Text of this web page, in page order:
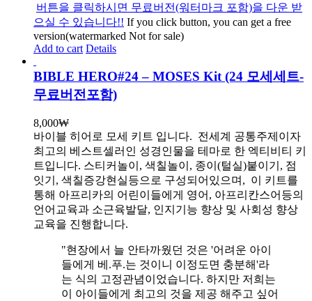
버튼을 클릭하시면 무료버전(워터마크 포함)을 다운 받
으실 수 있습니다!! If you click button, you can get a free
version(watermarked Not for sale)
Add to cart Details
BIBLE HERO#24 – MOSES Kit (24 모세세트-
무료버전포함)
8,000₩
바이블 히어로 모세 키트 입니다. 전세계 공통주제이자
최고의 베스트셀러인 성경인물을 테마로 한 엑티비티 키
트입니다. 스티커놀이, 색칠놀이, 종이(털실)붙이기, 점
잇기, 색칠증강현실등으로 구성되어있으며, 이 키트를
통해 아프리카의 어린이들에게 영어, 아프리칸스어등의
언어교육과 소근육발달, 인지기능 향상 및 사회성 향상
교육을 진행합니다.
"현장에서 늘 안타까웠던 것은 '어려운 아이
들에게 베.푸.는 것이니 이정도면 충분해'라
는 식의 고정관념이었습니다. 하지만 저희는
이 아이들에게 최고의 것을 제공 해주고 싶어